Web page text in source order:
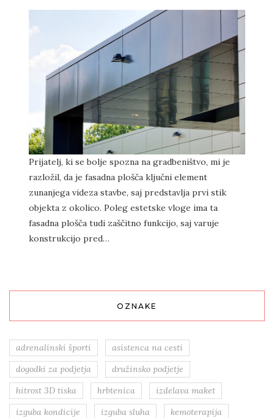
Prijatelj, ki se bolje spozna na gradbeništvo, mi je
razložil, da je fasadna plošča ključni element
zunanjega videza stavbe, saj predstavlja prvi stik
objekta z okolico. Poleg estetske vloge ima ta
fasadna plošča tudi zaščitno funkcijo, saj varuje
konstrukcijo pred…
OZNAKE
adrenalinski športi
asistenca na cesti
dogodki za podjetja
družinsko podjetje
hitrost 3D tiska
hrbtenica
izdelava maket
izguba kondicije
izguba sluha
kemoterapija